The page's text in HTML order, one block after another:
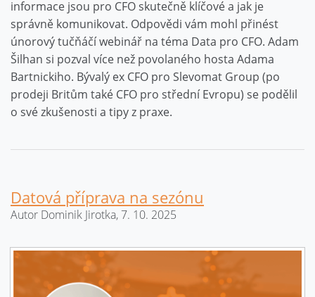
informace jsou pro CFO skutečně klíčové a jak je
správně komunikovat. Odpovědi vám mohl přinést
únorový tučňáčí webinář na téma Data pro CFO. Adam
Šilhan si pozval více než povolaného hosta Adama
Bartnickiho. Bývalý ex CFO pro Slevomat Group (po
prodeji Britům také CFO pro střední Evropu) se podělil
o své zkušenosti a tipy z praxe.
Datová příprava na sezónu
Autor Dominik Jirotka, 7. 10. 2025